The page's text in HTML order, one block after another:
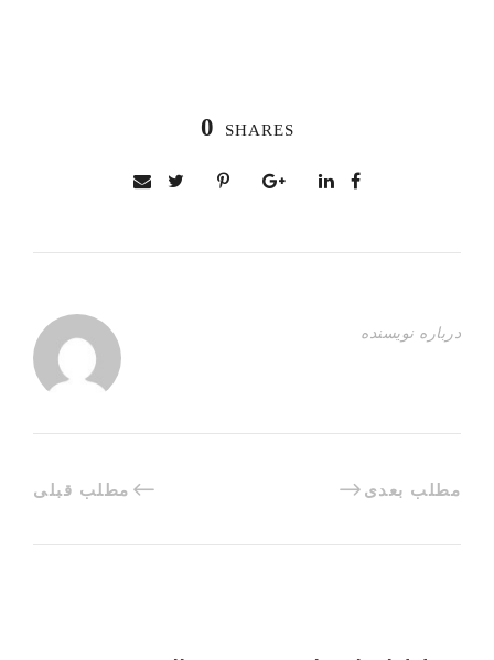
0 SHARES
درباره نویسنده
مطلب قبلی مطلب بعدی